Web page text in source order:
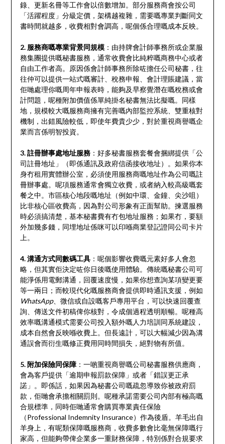
錄、更新名冊等工作會以倍數增加。部分服務商會按公司
「活躍程度」分級定價，架構越複雜，需要嘅專業判斷同文
書時間就越多，收費相對會調高，呢個係合理嘅成本反映。
2. 服務商嘅專業背景同規模：由持牌會計師事務所或企業服
務集團提供嘅秘書服務，通常收費會比純粹嘅商務中心或者
自由工作者高。原因係會計師事務所除咗擔任公司秘書，往
往仲可以提供一站式嘅審計、稅務申報、會計理賬建議，當
佢哋處理你嘅周年申報表時，能夠及早察覺潛在嘅稅務或會
計問題，呢種附加價值係單純掛名秘書無法比擬嘅。同樣
地，規模較大嘅服務商擁有完善嘅內部監控系統、雙重核對
機制，出錯風險較低，即使年費貴少少，對於重視商譽嘅企
業而言係明智投資。
3. 註冊辦事處地址服務：好多秘書服務套餐會捆綁提供「公
司註冊地址」（即係通訊及政府信函接收地址）。如果你本
身冇租用實體辦公室，必須使用服務商嘅地址作為公司嘅註
冊辦事處。呢項服務通常會獨立收費，或者納入較高級嘅套
餐之中。市區核心地段嘅地址（例如中環、金鐘、尖沙咀）
比非核心區收費高，因為對公司形象有正面幫助。揀選服務
時必須搞清楚，基本秘書費有冇包地址服務；如果冇，要額
外加幾多錢，同埋地址係咪可以印喺商業登記證同公司卡片
上。
4. 溝通方式同數碼工具：呢個影響收費嘅元素好多人會忽
略，但其實佢決定咗你日後嘅使用體驗。傳統嘅秘書公司可
能淨係用電郵溝通，回覆速度慢，如果你想查詢某項變更要
等一兩日；而較現代化嘅服務商會提供即時通訊支援，例如
WhatsApp、微信或自設嘅客戶專用平台，可以快速回覆查
詢、傳送文件初稿俾你核對，令成個過程透明順暢。呢種高
效率嘅溝通模式需要公司投入額外嘅人力培訓同系統建設，
成本自然會反映喺收費上。但長遠計，可以大幅減少因為溝
通誤會而衍生嘅修正費用同時間損失，絕對物有所值。
5. 附加保險同保障：一啲重視商譽嘅公司秘書服務供應商，
會為客戶提供「逾期申報罰款保障」或者「錯誤更正承
諾」。即係話，如果因為秘書公司嘅疏忽導致你被政府罰
款，佢哋會承擔相關罰則。呢種承諾需要公司內部有極高嘅
合規標準，同時佢哋通常會購買專業責任保險
（Professional Indemnity Insurance）作為後盾。羊毛出自
羊身上，有呢類保障嘅服務商，收費多數會比毫無保障嘅行
家高，但能夠帶俾企業多一重財務保障，特別係對合規要求